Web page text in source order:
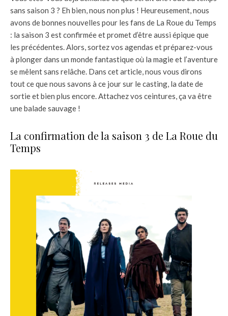
sans saison 3 ? Eh bien, nous non plus ! Heureusement, nous
avons de bonnes nouvelles pour les fans de La Roue du Temps
: la saison 3 est confirmée et promet d’être aussi épique que
les précédentes. Alors, sortez vos agendas et préparez-vous
à plonger dans un monde fantastique où la magie et l’aventure
se mêlent sans relâche. Dans cet article, nous vous dirons
tout ce que nous savons à ce jour sur le casting, la date de
sortie et bien plus encore. Attachez vos ceintures, ça va être
une balade sauvage !
La confirmation de la saison 3 de La Roue du
Temps